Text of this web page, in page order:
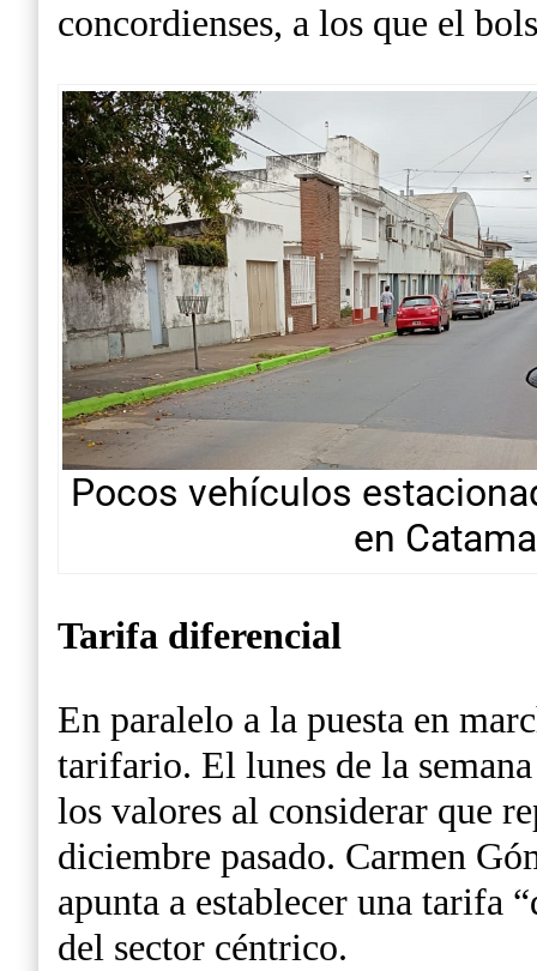
concordienses, a los que el
Pocos vehículos
en
Tarifa diferencial
En paralelo a la puesta en
tarifario. El lunes de la
los valores al considerar que
diciembre pasado. Carmen
apunta a establecer una tarifa
del sector céntrico.